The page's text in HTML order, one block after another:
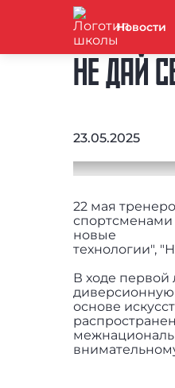
Новости
НЕ ДАЙ
23.05.2025
22 мая
новые
технологии",
В ходе первой
диверсионную
основе